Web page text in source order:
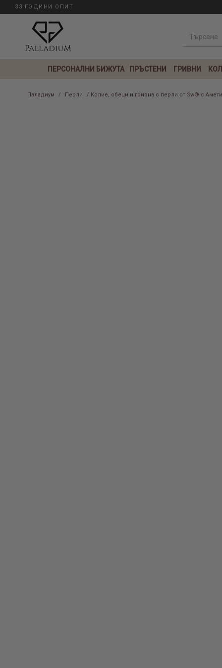
33 ГОДИНИ ОПИТ
ПЕРСОНАЛНИ БИЖУТА ПРЪСТЕНИ ГРИВНИ
Паладиум / Перли / Колие, обеци и гривна с перли от Sw® с